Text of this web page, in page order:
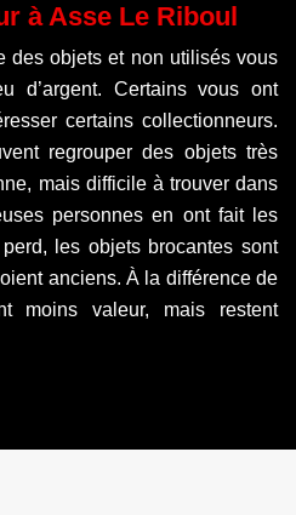
à Asse Le Riboul
des objets et non utilisés vous
d’argent. Certains vous ont
certains collectionneurs.
regrouper des objets très
mais difficile à trouver dans
personnes en ont fait les
les objets brocantes sont
anciens. À la différence de
moins valeur, mais restent